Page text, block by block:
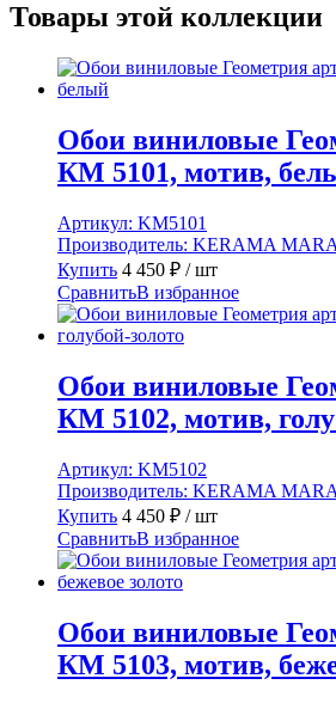
Товары этой коллекции
Обои виниловые
КМ 5101, мотив,
Артикул: KM5101
Производитель: KERAMA
Купить 4 450 ₽ / шт
СравнитьВ избранное
Обои виниловые
КМ 5102, мотив,
Артикул: KM5102
Производитель: KERAMA
Купить 4 450 ₽ / шт
СравнитьВ избранное
Обои виниловые
КМ 5103, мотив,